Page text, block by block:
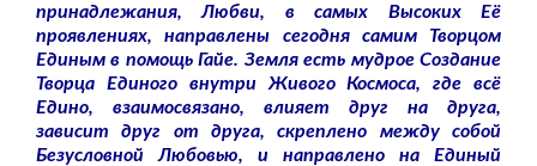
принадлежания, Любви, в самых Высоких Её
проявлениях, направлены сегодня самим Творцом
Единым в помощь Гайе. Земля есть мудрое Создание
Творца Единого внутри Живого Космоса, где всё
Едино, взаимосвязано, влияет друг на друга,
зависит друг от друга, скреплено между собой
Безусловной Любовью, и направлено на Единый